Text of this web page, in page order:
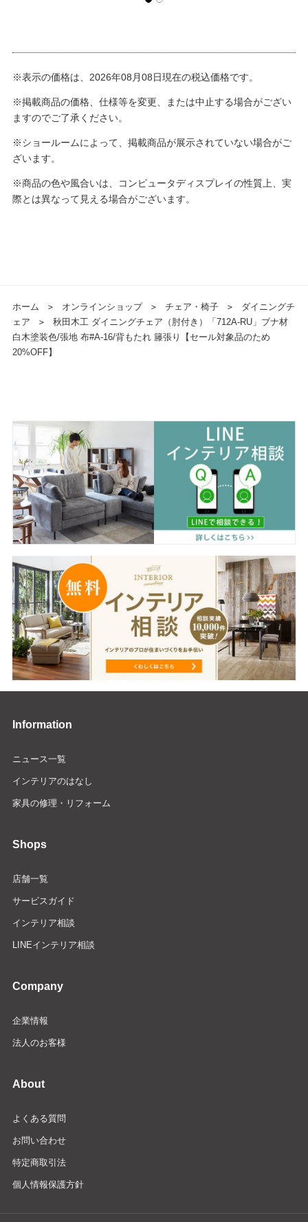
※表示の価格は、2026年08月08日現在の税込価格です。
※掲載商品の価格、仕様等を変更、または中止する場合がござい
ますのでご了承ください。
※ショールームによって、掲載商品が展示されていない場合がご
ざいます。
※商品の色や風合いは、コンピュータディスプレイの性質上、実
際とは異なって見える場合がございます。
ホーム ＞ オンラインショップ ＞ チェア・椅子 ＞
ダイニングチ
ェア
＞
秋田木工 ダイニングチェア（肘付き）「712A-RU」ブナ材
白木塗装色/張地 布#A-16/背もたれ 籐張り【セール対象品のため
20%OFF】
Information
ニュース一覧
インテリアのはなし
家具の修理・リフォーム
Shops
店舗一覧
サービスガイド
インテリア相談
LINEインテリア相談
Company
企業情報
法人のお客様
About
よくある質問
お問い合わせ
特定商取引法
個人情報保護方針